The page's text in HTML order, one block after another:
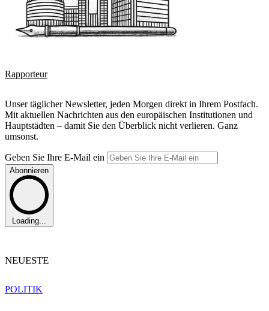
Rapporteur
Unser täglicher Newsletter, jeden Morgen direkt in Ihrem Postfach.
Mit aktuellen Nachrichten aus den europäischen Institutionen und
Hauptstädten – damit Sie den Überblick nicht verlieren. Ganz
umsonst.
Geben Sie Ihre E-Mail ein
Abonnieren
Loading...
NEUESTE
POLITIK